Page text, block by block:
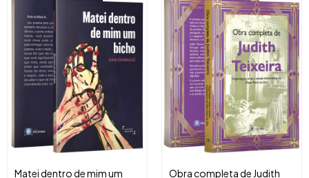
Matei dentro de mim um
Obra completa de Judith